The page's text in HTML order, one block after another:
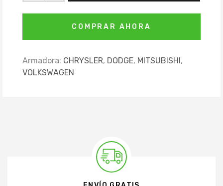
COMPRAR AHORA
Armadora: CHRYSLER, DODGE, MITSUBISHI,
VOLKSWAGEN